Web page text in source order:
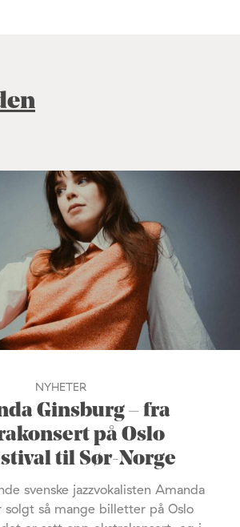
NYHETER
Ginsburg – fra
på Oslo
til Sør-Norge
svenske jazzvokalisten Amanda
solgt så mange billetter på Oslo